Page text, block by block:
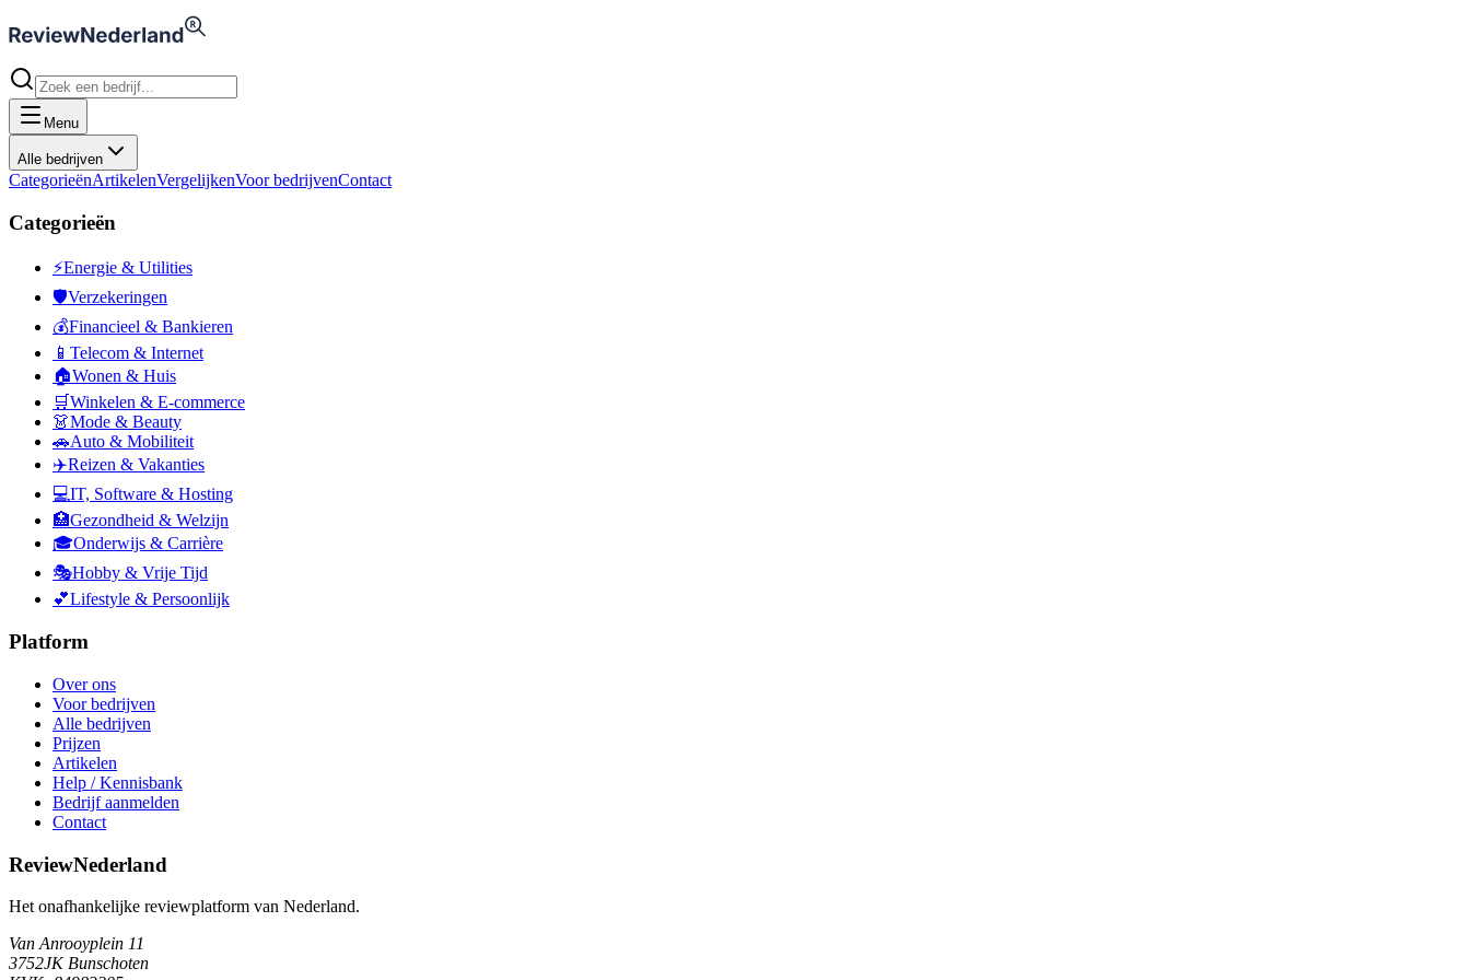
Menu
Alle bedrijven
CategorieënArtikelenVergelijkenVoor bedrijvenContact
Categorieën
⚡Energie & Utilities
🛡️Verzekeringen
💰Financieel & Bankieren
📱 Telecom & Internet
🏠Wonen & Huis
🛒Winkelen & E-commerce
👗Mode & Beauty
🚗Auto & Mobiliteit
✈️Reizen & Vakanties
💻IT, Software & Hosting
🏥Gezondheid & Welzijn
🎓Onderwijs & Carrière
🎭Hobby & Vrije Tijd
💕Lifestyle & Persoonlijk
Platform
Over ons
Voor bedrijven
Alle bedrijven
Prijzen
Artikelen
Help / Kennisbank
Bedrijf aanmelden
Contact
ReviewNederland
Het onafhankelijke reviewplatform van Nederland.
Van Anrooyplein 11
3752JK Bunschoten